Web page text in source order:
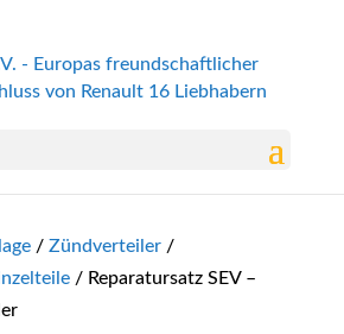
/ Zündverteiler/
/ Reparatursatz SEV –